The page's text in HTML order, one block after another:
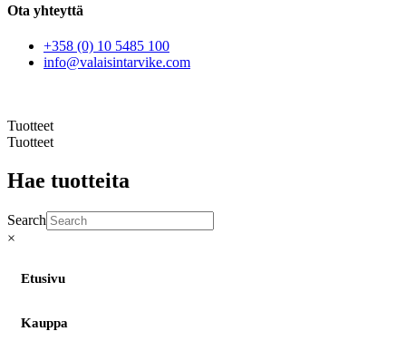
Ota yhteyttä
+358 (0) 10 5485 100
info@valaisintarvike.com
Tuotteet
Tuotteet
Hae tuotteita
Search
×
Etusivu
Kauppa